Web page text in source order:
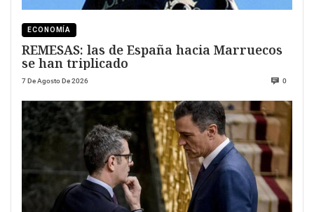
ECONOMÍA
REMESAS: las de España hacia Marruecos
se han triplicado
7 De Agosto De 2026 0